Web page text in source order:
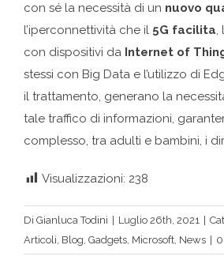
con sé la necessità di un nuovo
l’iperconnettività che il 5G facilita,
con dispositivi da Internet of
stessi con Big Data e l’utilizzo di
il trattamento, generano la
tale traffico di informazioni,
complesso, tra adulti e bambini, i
Visualizzazioni: 238
Di Gianluca Todini Luglio 26th, 2021
Articoli, Blog, Gadgets, Microsoft, News